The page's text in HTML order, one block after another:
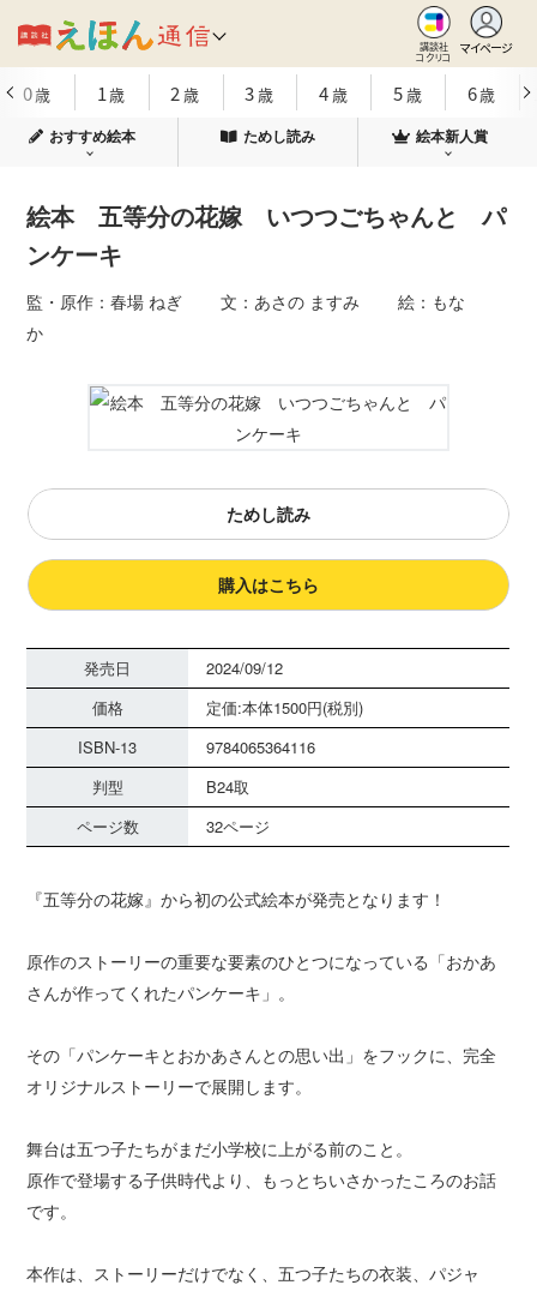
講談社
コクリコ
マイページ
0歳 1歳 2 歳 3歳 4歳 5歳 6歳
おすすめ絵本 ためし読み 絵本新人賞
絵本 五等分の花嫁 いつつごちゃんと パ
ンケーキ
監・原作：春場 ねぎ 文：あさの ますみ 絵：もな
か
ためし読み
購入はこちら
発売日
2024/09/12
価格
定価:本体1500円(税別)
ISBN-13
9784065364116
判型
B24取
ページ数
32ページ
『五等分の花嫁』から初の公式絵本が発売となります！
原作のストーリーの重要な要素のひとつになっている「おかあ
さんが作ってくれたパンケーキ」。
その「パンケーキとおかあさんとの思い出」をフックに、完全
オリジナルストーリーで展開します。
舞台は五つ子たちがまだ小学校に上がる前のこと。
原作で登場する子供時代より、もっとちいさかったころのお話
です。
本作は、ストーリーだけでなく、五つ子たちの衣装、パジャ